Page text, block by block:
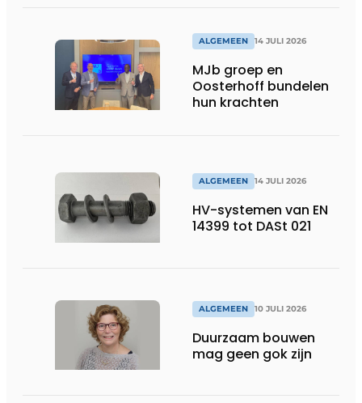
ALGEMEEN 14 JULI 2026
MJb groep en
Oosterhoff bundelen
hun krachten
ALGEMEEN 14 JULI 2026
HV-systemen van EN
14399 tot DASt 021
ALGEMEEN 10 JULI 2026
Duurzaam bouwen
mag geen gok zijn